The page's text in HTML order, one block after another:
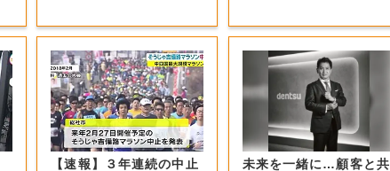
【速報】３年連続の中止
未来を一緒に…顧客と共